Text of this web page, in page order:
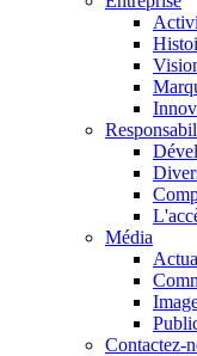
Média
Contactez-